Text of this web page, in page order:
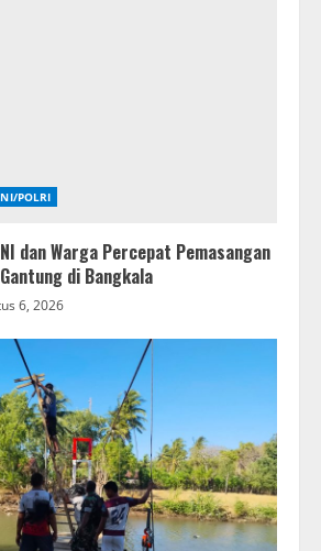
POLRI
dan Warga Percepat Pemasangan
di Bangkala
6, 2026